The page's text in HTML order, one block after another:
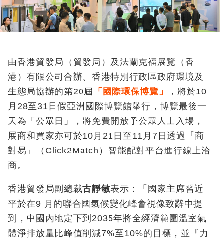
由香港貿發局（貿發局）及法蘭克福展覽（香
港）有限公司合辦、香港特別行政區政府環境及
生態局協辦的第20屆 「國際環保博覽」
，將於10
月28至31日假亞洲國際博覽館舉行，博覽最後一
天為「公眾日」，將免費開放予公眾人士入場，
展商和買家亦可於10月21日至11月7日透過「商
對易」（Click2Match）智能配對平台進行線上洽
商。
香港貿發局副總裁古靜敏表示：「國家主席習近
平於在9 月的聯合國氣候變化峰會視像致辭中提
到，中國內地定下到2035年將全經濟範圍溫室氣
體淨排放量比峰值削減7%至10%的目標，並『力